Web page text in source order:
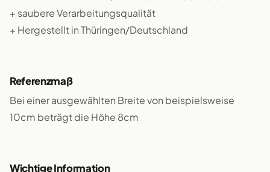
+ saubere Verarbeitungsqualität
+ Hergestellt in Thüringen/Deutschland
Referenzmaß
Bei einer ausgewählten Breite von beispielsweise
10cm beträgt die Höhe 8cm
Wichtige Information